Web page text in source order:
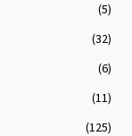
(5)
(32)
(6)
(11)
(125)